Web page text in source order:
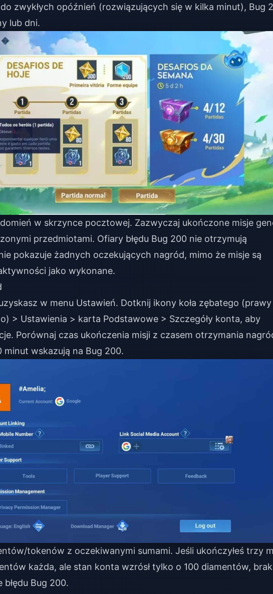
zwykłych opóźnień (rozwiązujących się w kilka minut), Bug
lub dni.
w skrzynce pocztowej. Zazwyczaj ukończone misje
przedmiotami. Ofiary błędu Bug 200 nie otrzymują
pokazuje żadnych oczekujących nagród, mimo że misje są
jako wykonane.
w menu Ustawień. Dotknij ikony koła zębatego (prawy
> Ustawienia > karta Podstawowe > Szczegóły konta, aby
Porównaj czas ukończenia misji z czasem otrzymania
wskazują na Bug 200.
tokenów z oczekiwanymi sumami. Jeśli ukończyłeś trzy
każda, ale stan konta wzrósł tylko o 100 diamentów,
Bug 200.